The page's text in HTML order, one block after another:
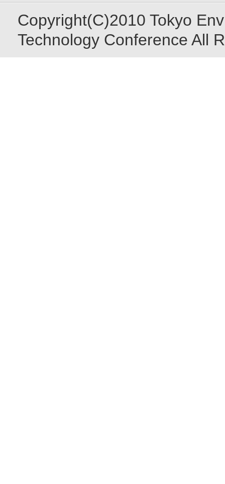
Copyright(C)2010 Tokyo
Technology Conference All